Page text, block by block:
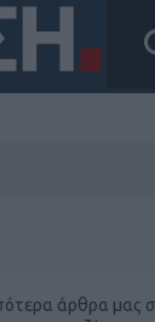
άρθρα μας